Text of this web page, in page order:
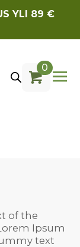
YLI 89 €
0
of the
Ipsum
text